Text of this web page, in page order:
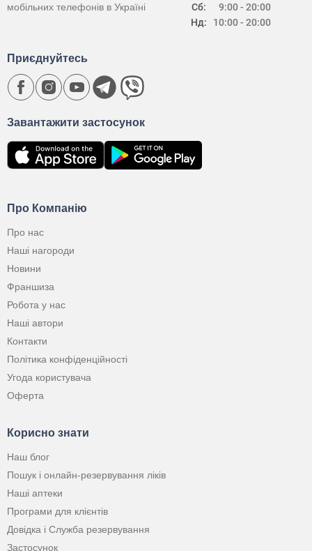
Сб:
Нд:
9:00 - 20:00
10:00 - 20:00
мобільних телефонів в Україні
Про Компанію
Про нас
Наші нагороди
Новини
Франшиза
Робота у нас
Наші автори
Контакти
Політика конфіденційності
Угода користувача
Оферта
Корисно знати
Наш блог
Пошук і онлайн-резервування ліків
Наші аптеки
Програми для клієнтів
Довідка і Служба резервування
Застосунок
Завантажити застосунок
Приєднуйтесь